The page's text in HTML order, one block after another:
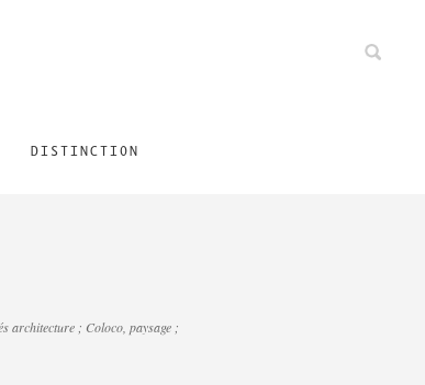
DISTINCTION
architecture ; Coloco, paysage ;